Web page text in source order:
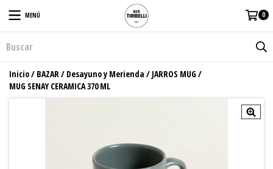
MENÚ 0
Inicio/ BAZAR/ Desayuno y Merienda / JARROS MUG /
MUG SENAY CERAMICA 370 ML